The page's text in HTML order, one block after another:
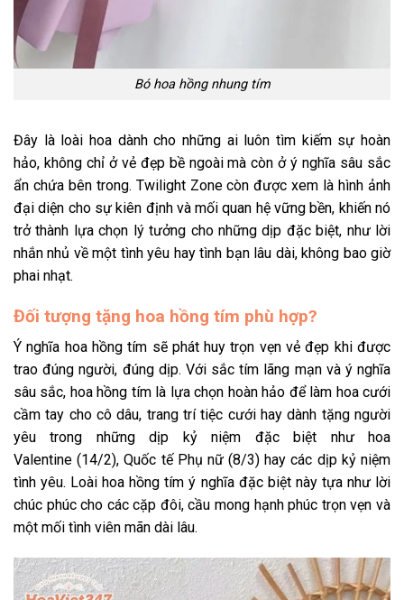
Bó hoa hồng nhung tím
Đây là loài hoa dành cho những ai luôn tìm kiếm sự hoàn
hảo, không chỉ ở vẻ đẹp bề ngoài mà còn ở ý nghĩa sâu sắc
ẩn chứa bên trong. Twilight Zone còn được xem là hình ảnh
đại diện cho sự kiên định và mối quan hệ vững bền, khiến nó
trở thành lựa chọn lý tưởng cho những dịp đặc biệt, như lời
nhắn nhủ về một tình yêu hay tình bạn lâu dài, không bao giờ
phai nhạt.
Đối tượng tặng hoa hồng tím phù hợp?
Ý nghĩa hoa hồng tím sẽ phát huy trọn vẹn vẻ đẹp khi được
trao đúng người, đúng dịp. Với sắc tím lãng mạn và ý nghĩa
sâu sắc, hoa hồng tím là lựa chọn hoàn hảo để làm hoa cưới
cầm tay cho cô dâu, trang trí tiệc cưới hay dành tặng người
yêu trong những dịp kỷ niệm đặc biệt như
hoa
Valentine (14/2), Quốc tế Phụ nữ (8/3) hay các dịp kỷ niệm
tình yêu. Loài hoa hồng tím ý nghĩađặc biệt này tựa như lời
chúc phúc cho các cặp đôi, cầu mong hạnh phúc trọn vẹn và
một mối tình viên mãn dài lâu.